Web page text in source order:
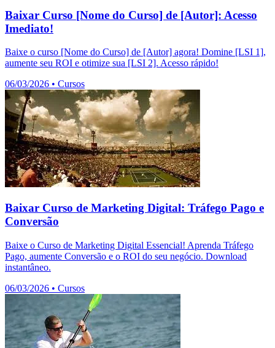
Baixar Curso [Nome do Curso] de [Autor]: Acesso
Imediato!
Baixe o curso [Nome do Curso] de [Autor] agora! Domine [LSI 1],
aumente seu ROI e otimize sua [LSI 2]. Acesso rápido!
06/03/2026 • Cursos
Baixar Curso de Marketing Digital: Tráfego Pago e
Conversão
Baixe o Curso de Marketing Digital Essencial! Aprenda Tráfego
Pago, aumente Conversão e o ROI do seu negócio. Download
instantâneo.
06/03/2026 • Cursos